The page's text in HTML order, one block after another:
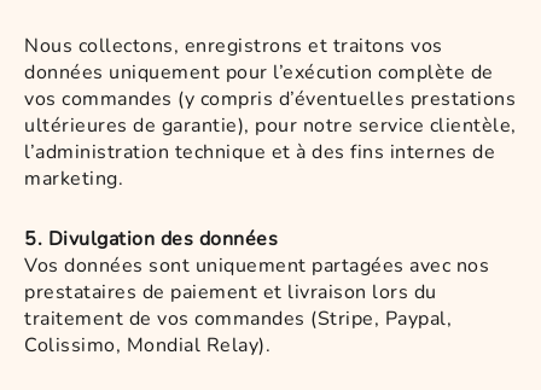
Nous collectons, enregistrons et traitons vos
données uniquement pour l’exécution complète de
vos commandes (y compris d’éventuelles prestations
ultérieures de garantie), pour notre service clientèle,
l’administration technique et à des fins internes de
marketing.
5. Divulgation des données
Vos données sont uniquement partagées avec nos
prestataires de paiement et livraison lors du
traitement de vos commandes (Stripe, Paypal,
Colissimo, Mondial Relay).